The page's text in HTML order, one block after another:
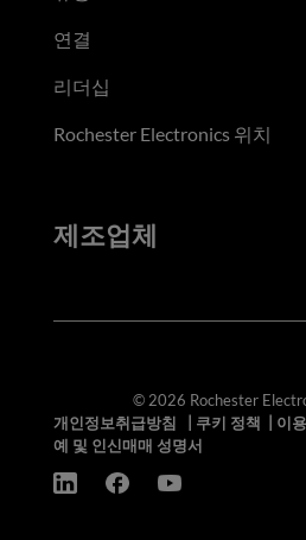
연결
리더십
Rochester Electronics 위치
제조업체
© 2026 Rochester
개인정보취급방침
쿠키 정책 이
예 및 인신매매 성명서